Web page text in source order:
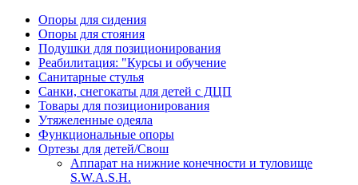
Опоры для сидения
Опоры для стояния
Подушки для позиционирования
Реабилитация: "Курсы и обучение
Санитарные стулья
Санки, снегокаты для детей с ДЦП
Товары для позиционирования
Утяжеленные одеяла
Функциональные опоры
Ортезы для детей/Свош
Аппарат на нижние конечности и туловище
S.W.A.S.H.